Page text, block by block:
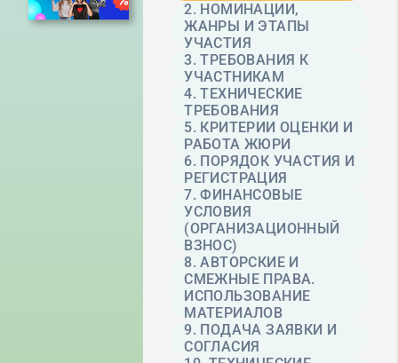
2. НОМИНАЦИИ,
ЖАНРЫ И ЭТАПЫ
УЧАСТИЯ
3. ТРЕБОВАНИЯ К
УЧАСТНИКАМ
4. ТЕХНИЧЕСКИЕ
ТРЕБОВАНИЯ
5. КРИТЕРИИ ОЦЕНКИ И
РАБОТА ЖЮРИ
6. ПОРЯДОК УЧАСТИЯ И
РЕГИСТРАЦИЯ
7. ФИНАНСОВЫЕ
УСЛОВИЯ
(ОРГАНИЗАЦИОННЫЙ
ВЗНОС)
8. АВТОРСКИЕ И
СМЕЖНЫЕ ПРАВА.
ИСПОЛЬЗОВАНИЕ
МАТЕРИАЛОВ
9. ПОДАЧА ЗАЯВКИ И
СОГЛАСИЯ